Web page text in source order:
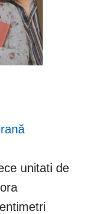
unitati de